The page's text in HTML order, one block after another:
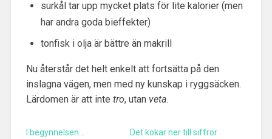
surkål tar upp mycket plats för lite kalorier (men
har andra goda bieffekter)
tonfisk i olja är bättre än makrill
Nu återstår det helt enkelt att fortsätta på den
inslagna vägen, men med ny kunskap i ryggsäcken.
Lärdomen är att inte tro, utan veta.
I begynnelsen…
Det kokar ner till siffror